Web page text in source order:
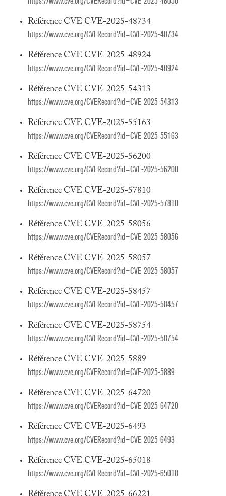
Référence CVE CVE-2025-48734
https://www.cve.org/CVERecord?id=CVE-2025-48734
Référence CVE CVE-2025-48924
https://www.cve.org/CVERecord?id=CVE-2025-48924
Référence CVE CVE-2025-54313
https://www.cve.org/CVERecord?id=CVE-2025-54313
Référence CVE CVE-2025-55163
https://www.cve.org/CVERecord?id=CVE-2025-55163
Référence CVE CVE-2025-56200
https://www.cve.org/CVERecord?id=CVE-2025-56200
Référence CVE CVE-2025-57810
https://www.cve.org/CVERecord?id=CVE-2025-57810
Référence CVE CVE-2025-58056
https://www.cve.org/CVERecord?id=CVE-2025-58056
Référence CVE CVE-2025-58057
https://www.cve.org/CVERecord?id=CVE-2025-58057
Référence CVE CVE-2025-58457
https://www.cve.org/CVERecord?id=CVE-2025-58457
Référence CVE CVE-2025-58754
https://www.cve.org/CVERecord?id=CVE-2025-58754
Référence CVE CVE-2025-5889
https://www.cve.org/CVERecord?id=CVE-2025-5889
Référence CVE CVE-2025-64720
https://www.cve.org/CVERecord?id=CVE-2025-64720
Référence CVE CVE-2025-6493
https://www.cve.org/CVERecord?id=CVE-2025-6493
Référence CVE CVE-2025-65018
https://www.cve.org/CVERecord?id=CVE-2025-65018